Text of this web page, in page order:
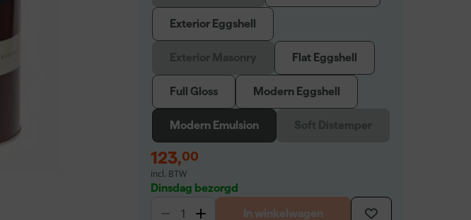
Exterior Eggshell
Flat Eggshell
Full Gloss Modern Eggshell
Modern Emulsion
123,00
incl. BTW
Dinsdag bezorgd
In winkelwagen